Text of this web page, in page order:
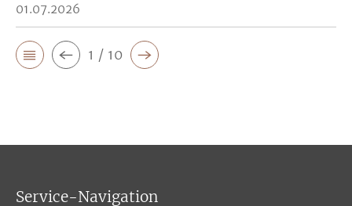
01.07.2026
1 / 10
Service-Navigation